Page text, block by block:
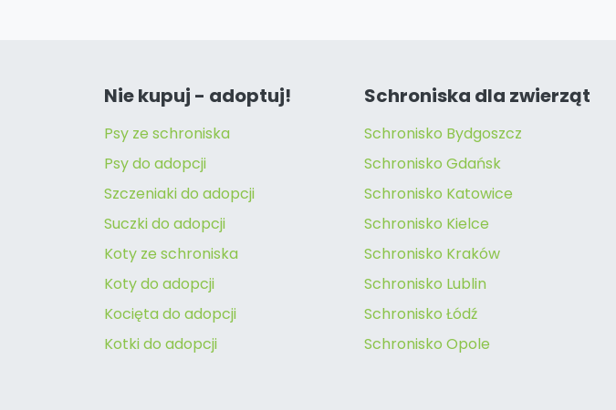
Nie kupuj - adoptuj!
Psy ze schroniska
Psy do adopcji
Szczeniaki do adopcji
Suczki do adopcji
Koty ze schroniska
Koty do adopcji
Kocięta do adopcji
Kotki do adopcji
Schroniska dla zwierząt
Schronisko Bydgoszcz
Schronisko Gdańsk
Schronisko Katowice
Schronisko Kielce
Schronisko Kraków
Schronisko Lublin
Schronisko Łódź
Schronisko Opole